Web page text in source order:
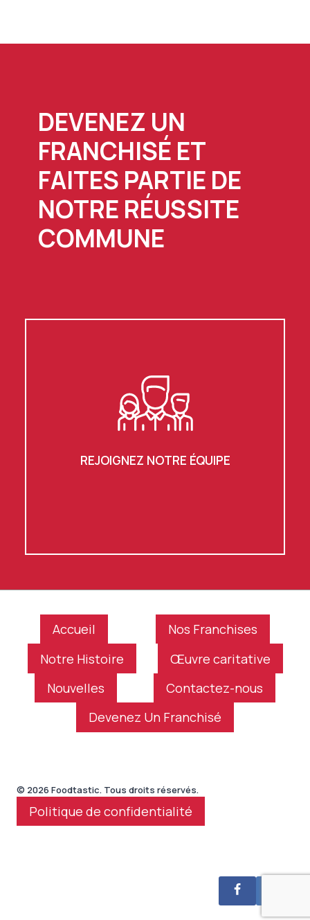
DEVENEZ UN
FRANCHISÉ ET
FAITES PARTIE DE
NOTRE RÉUSSITE
COMMUNE
REJOIGNEZ NOTRE ÉQUIPE
Accueil
Nos Franchises
Notre Histoire
Œuvre caritative
Nouvelles
Contactez-nous
Devenez Un Franchisé
© 2026 Foodtastic. Tous droits réservés.
Politique de confidentialité